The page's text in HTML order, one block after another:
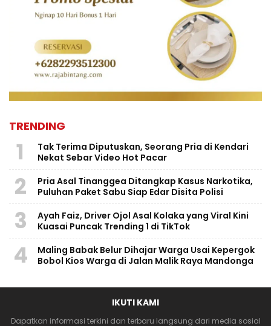
TRENDING
1
Tak Terima Diputuskan, Seorang Pria di Kendari
Nekat Sebar Video Hot Pacar
2
Pria Asal Tinanggea Ditangkap Kasus Narkotika,
Puluhan Paket Sabu Siap Edar Disita Polisi
3
Ayah Faiz, Driver Ojol Asal Kolaka yang Viral Kini
Kuasai Puncak Trending 1 di TikTok
4
Maling Babak Belur Dihajar Warga Usai Kepergok
Bobol Kios Warga di Jalan Malik Raya Mandonga
IKUTI KAMI
Dapatkan informasi terkini dan terbaru langsung dari media sosial